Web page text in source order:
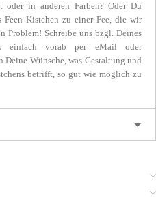
oder in anderen Farben? Oder Du
Feen Kistchen zu einer Fee, die wir
Problem! Schreibe uns bzgl. Deines
einfach vorab per eMail oder
Deine Wünsche, was Gestaltung und
betrifft, so gut wie möglich zu